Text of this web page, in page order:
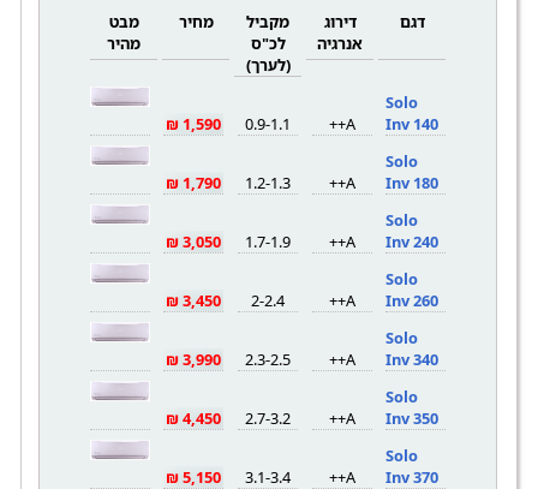
דגם
דירוג
אנרגיה
מקביל
לכ"ס
(לערך)
מחיר
מבט
מהיר
Solo
Inv 140
A++
0.9-1.1
1,590 ₪
Solo
Inv 180
A++
1.2-1.3
1,790 ₪
Solo
Inv 240
A++
1.7-1.9
3,050 ₪
Solo
Inv 260
A++
2-2.4
3,450 ₪
Solo
Inv 340
A++
2.3-2.5
3,990 ₪
Solo
Inv 350
A++
2.7-3.2
4,450 ₪
Solo
Inv 370
A++
3.1-3.4
5,150 ₪